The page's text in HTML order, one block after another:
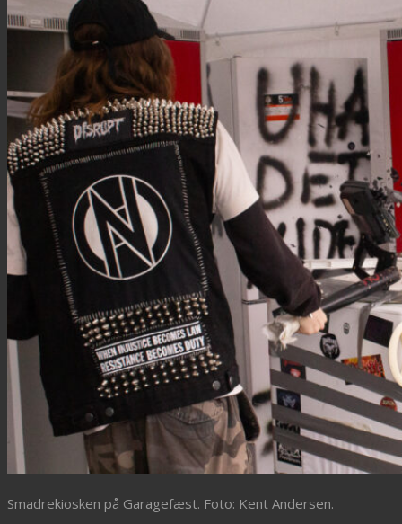
Smadrekiosken på Garagefæst. Foto: Kent Andersen.